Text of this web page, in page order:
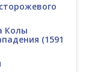
Колы
(1591